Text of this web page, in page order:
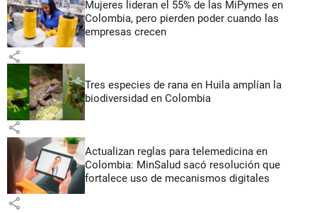
Mujeres lideran el 55% de las MiPymes en
Colombia, pero pierden poder cuando las
empresas crecen
share
Tres especies de rana en Huila amplían la
biodiversidad en Colombia
share
Actualizan reglas para telemedicina en
Colombia: MinSalud sacó resolución que
fortalece uso de mecanismos digitales
share